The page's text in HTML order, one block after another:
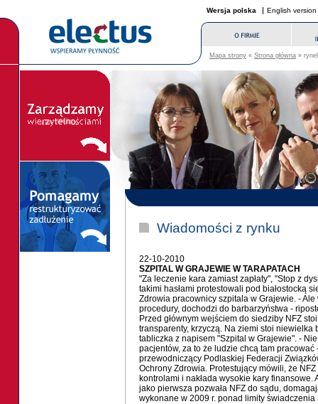
Wersja polska English version
Mapa strony « Strona główna »
Wiadomości z rynku
22-10-2010
SZPITAL W GRAJEWIE W TARAPATACH
"Za leczenie kara zamiast zapłaty", "Stop z
takimi hasłami protestowali pod białostocką
Zdrowia pracownicy szpitala w Grajewie. - Ale
procedury, dochodzi do barbarzyństwa -
Przed głównym wejściem do siedziby NFZ
transparenty, krzyczą. Na ziemi stoi niewielka
tabliczka z napisem "Szpital w Grajewie". -
pacjentów, za to że ludzie chcą tam pracować
przewodniczący Podlaskiej Federacji
Ochrony Zdrowia. Protestujący mówili, że NFZ
kontrolami i nakłada wysokie kary finansowe.
jako pierwsza pozwała NFZ do sądu,
wykonane w 2009 r. ponad limity świadczenia